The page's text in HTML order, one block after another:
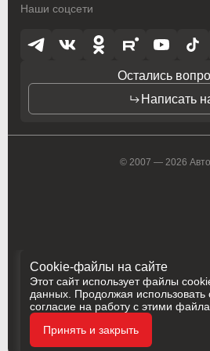
Cookie-файлы на сайте
Этот сайт использует файлы
данных. Продолжая использовать
согласие на работу с этими
Принять и закрыть
Наши соцсети
Остались
Написать
© 2007 — 2026
Политика
Разработка
Vauxhall
Volkswagen
Volvo
Vauxhall
Volkswagen
Volvo